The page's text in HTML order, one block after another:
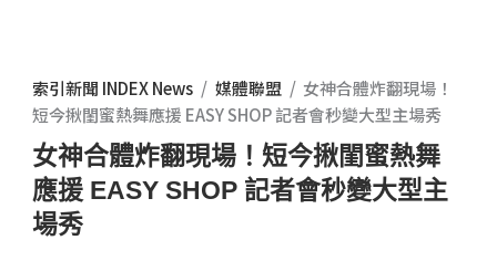
索引新聞 INDEX News / 媒體聯盟 / 女神合體炸翻現場！
短今揪閨蜜熱舞應援 EASY SHOP 記者會秒變大型主場秀
女神合體炸翻現場！短今揪閨蜜熱舞
應援 EASY SHOP 記者會秒變大型主
場秀